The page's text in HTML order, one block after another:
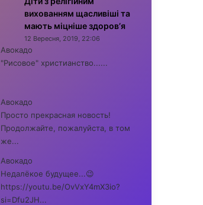
вихованням щасливіші та
мають міцніше здоров’я
12 Вересня, 2019, 22:06
Авокадо
"Рисовое" христианство......
Авокадо
Просто прекрасная новость!
Продолжайте, пожалуйста, в том
же...
Авокадо
Недалёкое будущее...😉
https://youtu.be/OvVxY4mX3io?
si=Dfu2JH...